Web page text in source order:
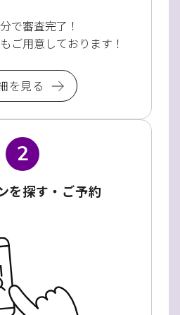
で審査完了！
ご用意しております！
を見る
2
を探す・ご予約